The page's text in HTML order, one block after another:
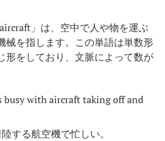
」は、空中で人や物を運ぶ
械を指します。この単語は単数形
形をしており、文脈によって数が
with aircraft taking off and
する航空機で忙しい。